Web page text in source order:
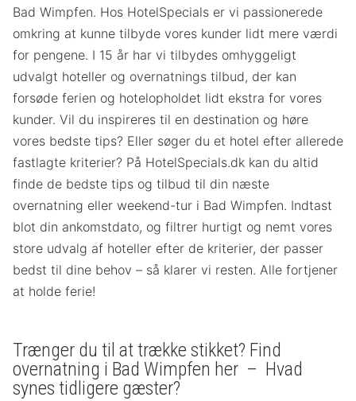
Bad Wimpfen. Hos HotelSpecials er vi passionerede
omkring at kunne tilbyde vores kunder lidt mere værdi
for pengene. I 15 år har vi tilbydes omhyggeligt
udvalgt hoteller og overnatnings tilbud, der kan
forsøde ferien og hotelopholdet lidt ekstra for vores
kunder. Vil du inspireres til en destination og høre
vores bedste tips? Eller søger du et hotel efter allerede
fastlagte kriterier? På HotelSpecials.dk kan du altid
finde de bedste tips og tilbud til din næste
overnatning eller weekend-tur i Bad Wimpfen. Indtast
blot din ankomstdato, og filtrer hurtigt og nemt vores
store udvalg af hoteller efter de kriterier, der passer
bedst til dine behov – så klarer vi resten. Alle fortjener
at holde ferie!
Trænger du til at trække stikket? Find
overnatning i Bad Wimpfen her – Hvad
synes tidligere gæster?